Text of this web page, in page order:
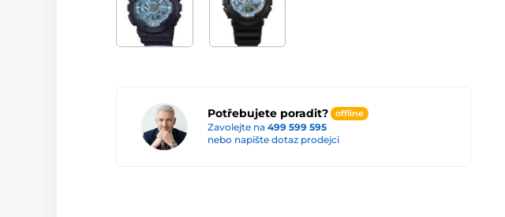
Potřebujete poradit? offline
Zavolejte na 499 599 595
nebo napište dotaz prodejci